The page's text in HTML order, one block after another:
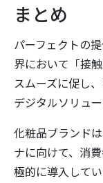
まとめ
パーフェクトの
界において「接
スムーズに促し
デジタルソリュ
化粧品ブランド
ナに向けて、消
極的に導入して